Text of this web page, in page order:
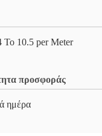
To 10.5 per Meter
προσφοράς
ημέρα